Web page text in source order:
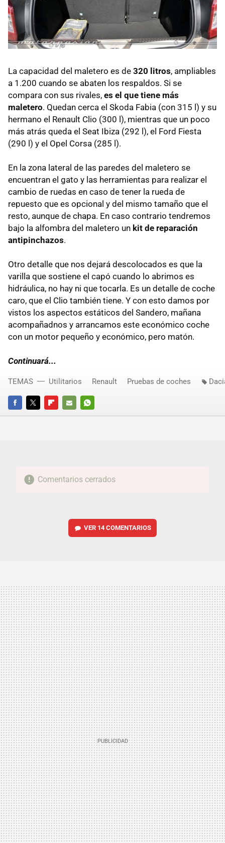
La capacidad del maletero es de 320 litros, ampliables
a 1.200 cuando se abaten los respaldos. Si se
compara con sus rivales, es el que tiene más
maletero. Quedan cerca el Skoda Fabia (con 315 l) y su
hermano el Renault Clio (300 l), mientras que un poco
más atrás queda el Seat Ibiza (292 l), el Ford Fiesta
(290 l) y el Opel Corsa (285 l).
En la zona lateral de las paredes del maletero se
encuentran el gato y las herramientas para realizar el
cambio de ruedas en caso de tener la rueda de
repuesto que es opcional y del mismo tamaño que el
resto, aunque de chapa. En caso contrario tendremos
bajo la alfombra del maletero un kit de reparación
antipinchazos.
Otro detalle que nos dejará descolocados es que la
varilla que sostiene el capó cuando lo abrimos es
hidráulica, no hay ni que tocarla. Es un detalle de coche
caro, que el Clio también tiene. Y con esto damos por
vistos los aspectos estáticos del Sandero, mañana
acompañadnos y arrancamos este económico coche
con un motor pequeño y económico, pero matón.
Continuará...
FACEBOOKTWITTERFLIPBOARD
E-
WHATSAPP
TEMAS Utilitarios Renault Pruebas de coches
Comentarios cerrados
VER 14 COMENTARIOS